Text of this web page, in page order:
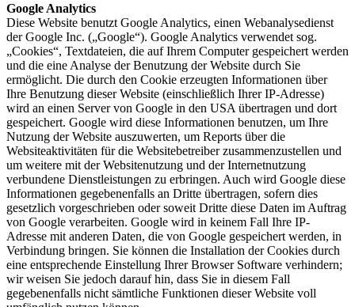
Google Analytics
Diese Website benutzt Google Analytics, einen Webanalysedienst
der Google Inc. („Google“). Google Analytics verwendet sog.
„Cookies“, Textdateien, die auf Ihrem Computer gespeichert werden
und die eine Analyse der Benutzung der Website durch Sie
ermöglicht. Die durch den Cookie erzeugten Informationen über
Ihre Benutzung dieser Website (einschließlich Ihrer IP-Adresse)
wird an einen Server von Google in den USA übertragen und dort
gespeichert. Google wird diese Informationen benutzen, um Ihre
Nutzung der Website auszuwerten, um Reports über die
Websiteaktivitäten für die Websitebetreiber zusammenzustellen und
um weitere mit der Websitenutzung und der Internetnutzung
verbundene Dienstleistungen zu erbringen. Auch wird Google diese
Informationen gegebenenfalls an Dritte übertragen, sofern dies
gesetzlich vorgeschrieben oder soweit Dritte diese Daten im Auftrag
von Google verarbeiten. Google wird in keinem Fall Ihre IP-
Adresse mit anderen Daten, die von Google gespeichert werden, in
Verbindung bringen. Sie können die Installation der Cookies durch
eine entsprechende Einstellung Ihrer Browser Software verhindern;
wir weisen Sie jedoch darauf hin, dass Sie in diesem Fall
gegebenenfalls nicht sämtliche Funktionen dieser Website voll